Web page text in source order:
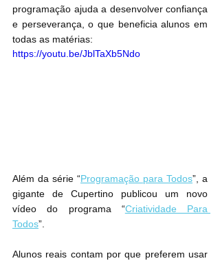
programação ajuda a desenvolver confiança
e perseverança, o que beneficia alunos em
todas as matérias:
https://youtu.be/JblTaXb5Ndo
Além da série “Programação para Todos”, a
gigante de Cupertino publicou um novo
vídeo do programa “Criatividade Para
Todos”.
Alunos reais contam por que preferem usar